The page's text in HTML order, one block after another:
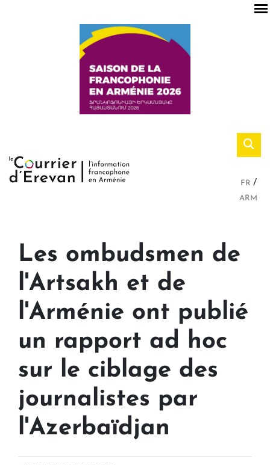
FR
ARM
Les ombudsmen de
l'Artsakh et de
l'Arménie ont publié
un rapport ad hoc
sur le ciblage des
journalistes par
l'Azerbaïdjan